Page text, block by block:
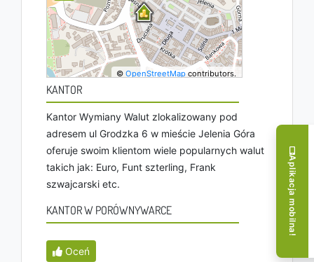
©OpenStreetMap contributors.
KANTOR
Kantor Wymiany Walut zlokalizowany pod
adresem ul Grodzka 6 w mieście Jelenia Góra
oferuje swoim klientom wiele popularnych walut
takich jak: Euro, Funt szterling, Frank
szwajcarski etc.
KANTOR W PORÓWNYWARCE
Oceń
Aplikacja mobilna!